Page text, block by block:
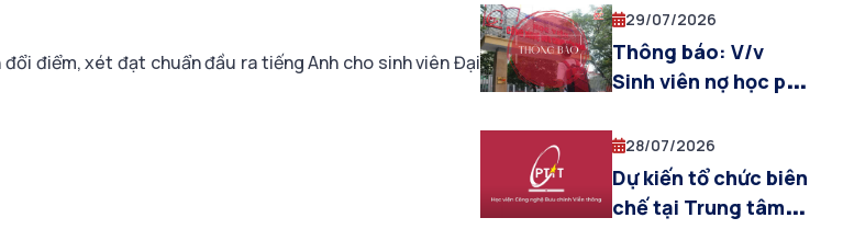
điểm, xét đạt chuẩn đầu ra tiếng Anh cho sinh viên Đại
sơ HSSV cho sinh
viên được công
nhận tốt nghiệp đợt
(khóa 2022 khối
ngành kinh tế,
Truyền thông ĐPT
và Báo chí)
29/07/2026
Thông báo: V/v
Sinh viên nợ học phí
năm học 2025-2026
28/07/2026
Dự kiến tổ chức biên
chế tại Trung tâm